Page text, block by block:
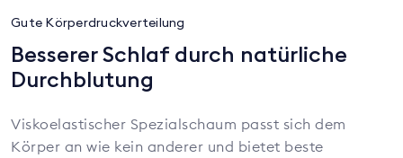
Gute Körperdruckverteilung
Besserer Schlaf durch natürliche
Durchblutung
Viskoelastischer Spezialschaum passt sich dem
Körper an wie kein anderer und bietet beste